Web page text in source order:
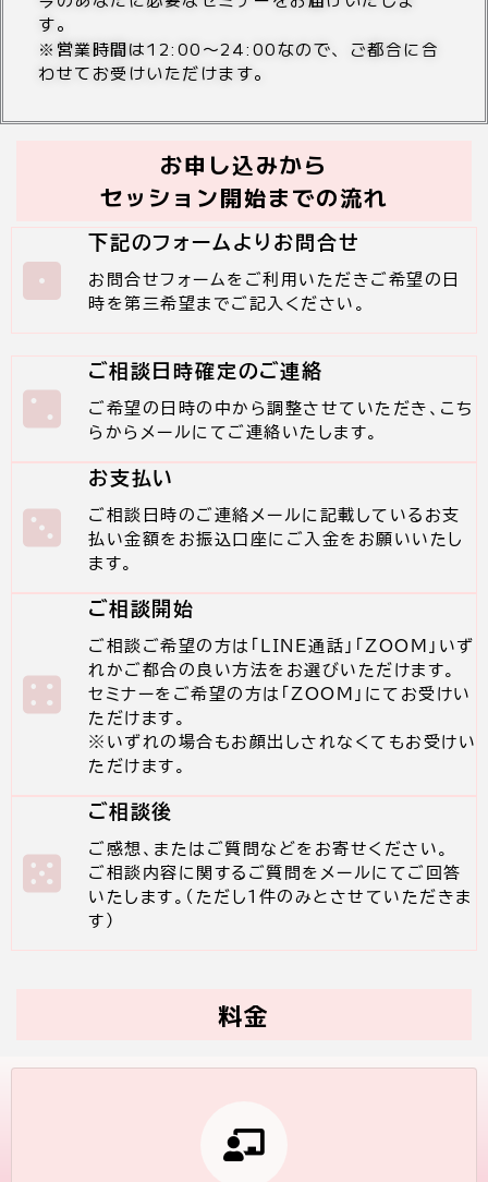
す。
※営業時間は12:00〜24:00なので、ご都合に合
わせてお受けいただけます。
お申し込みから
セッション開始までの流れ
下記のフォームよりお問合せ
お問合せフォームをご利用いただきご希望の日
時を第三希望までご記入ください。
ご相談日時確定のご連絡
ご希望の日時の中から調整させていただき、こち
らからメールにてご連絡いたします。
お支払い
ご相談日時のご連絡メールに記載しているお支
払い金額をお振込口座にご入金をお願いいたし
ます。
ご相談開始
ご相談ご希望の方は「LINE通話」「ZOOM」いず
れかご都合の良い方法をお選びいただけます。
セミナーをご希望の方は「ZOOM」にてお受けい
ただけます。
※いずれの場合もお顔出しされなくてもお受けい
ただけます。
ご相談後
ご感想、またはご質問などをお寄せください。
ご相談内容に関するご質問をメールにてご回答
いたします。（ただし1件のみとさせていただきま
す）
料金